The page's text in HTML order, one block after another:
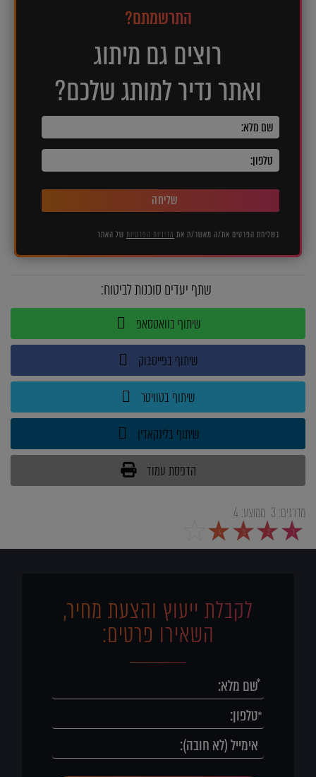
התרשמתם?
רוצים גם מיתוג
ואתר נדיר למותג שלכם?
שליחה
בשליחת הפרטים את/ה מאשר/ת את מדיניות הפרטיות של האתר
שתף יעדים סוכנות לביטוח:
שיתוף בוואטסאפ
שיתוף בפייסבוק
שיתוף בטוויטר
שיתוף בלינקאדין
הדפסת עמוד
מדרגים: 3 ממוצע: 4
1
2
3
4
לקבלת ייעוץ והצעת מחיר,
השאירו פרטים: